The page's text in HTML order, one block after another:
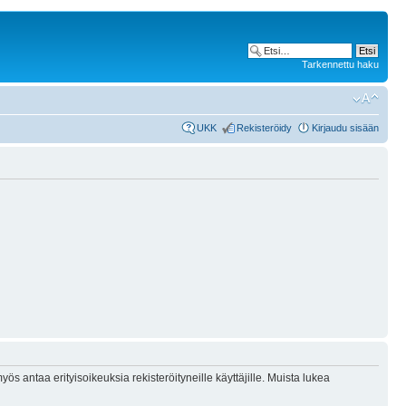
Tarkennettu haku
UKK Rekisteröidy Kirjaudu sisään
antaa erityisoikeuksia rekisteröityneille käyttäjille. Muista lukea